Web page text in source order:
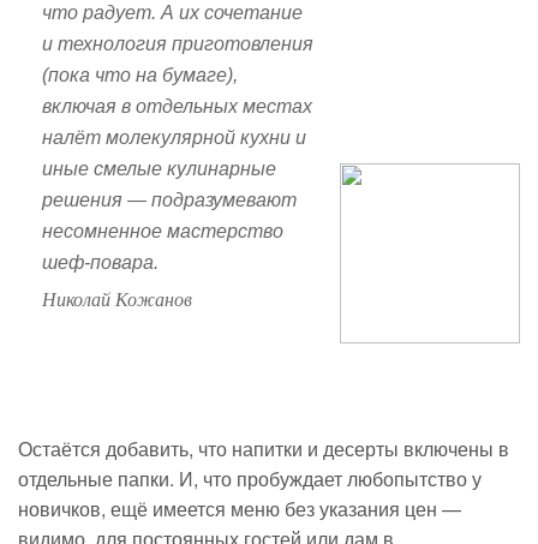
что радует. А их сочетание
и технология приготовления
(пока что на бумаге),
включая в отдельных местах
налёт молекулярной кухни и
иные смелые кулинарные
решения — подразумевают
несомненное мастерство
шеф-повара.
Николай Кожанов
Остаётся добавить, что напитки и десерты включены в
отдельные папки. И, что пробуждает любопытство у
новичков, ещё имеется меню без указания цен —
видимо, для постоянных гостей или дам в